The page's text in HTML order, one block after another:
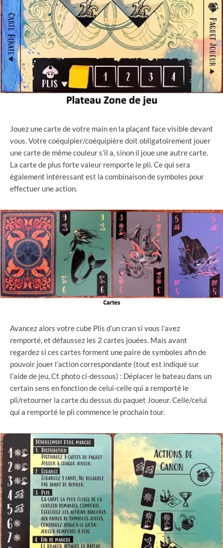
Jouez une carte de votre main en la plaçant face visible devant
vous. Votre coéquipier/coéquipière doit obligatoirement jouer
une carte de même couleur s’il a, sinon il joue une autre carte.
La carte de plus forte valeur remporte le pli. Ce qui sera
également intéressant est la combinaison de symboles pour
effectuer une action.
Avancez alors votre cube Plis d’un cran si vous l’avez
remporté, et défaussez les 2 cartes jouées. Mais avant
regardez si ces cartes forment une paire de symboles afin de
pouvoir jouer l’action correspondante (tout est indiqué sur
l’aide de jeu, Cf. photo ci-dessous) : Déplacer le bateau dans un
certain sens en fonction de celui-celle qui a remporté le
pli/retourner la carte du dessus du paquet Joueur. Celle/celui
qui a remporté le pli commence le prochain tour.